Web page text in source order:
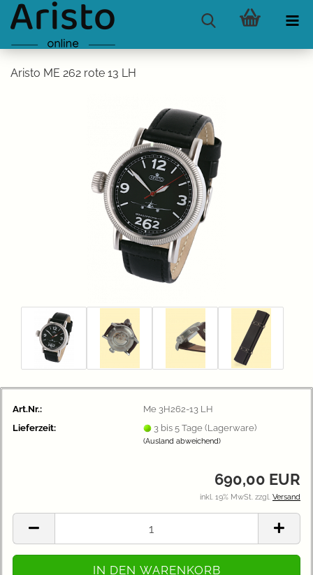
Aristo ME 262 rote 13 LH
Art.Nr.:
Me 3H262-13 LH
Lieferzeit:
3 bis 5 Tage (Lagerware)
(Ausland abweichend)
690,00 EUR
inkl. 19% MwSt. zzgl. Versand